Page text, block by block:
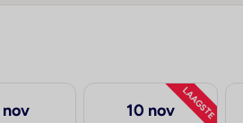
nov LAAGSTE
10 nov